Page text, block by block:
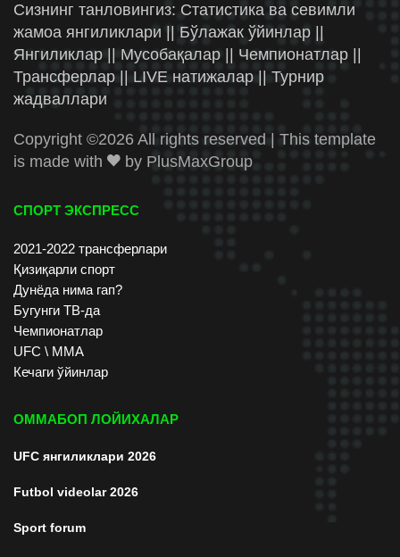
Сизнинг танловингиз: Статистика ва севимли
жамоа янгиликлари || Бўлажак ўйинлар ||
Янгиликлар || Мусобақалар || Чемпионатлар ||
Трансферлар || LIVE натижалар || Турнир
жадваллари
Copyright ©2026 All rights reserved | This template
is made with
by PlusMaxGroup
СПОРТ ЭКСПРЕСС
2021-2022 трансферлари
Қизиқарли спорт
Дунёда нима гап?
Бугунги ТВ-да
Чемпионатлар
UFC \ ММА
Кечаги ўйинлар
ОММАБОП ЛОЙИХАЛАР
UFC янгиликлари 2026
Futbol videolar 2026
Sport forum